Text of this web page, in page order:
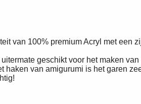
van 100% premium Acryl met een
geschikt voor het maken
haken van amigurumi is het garen